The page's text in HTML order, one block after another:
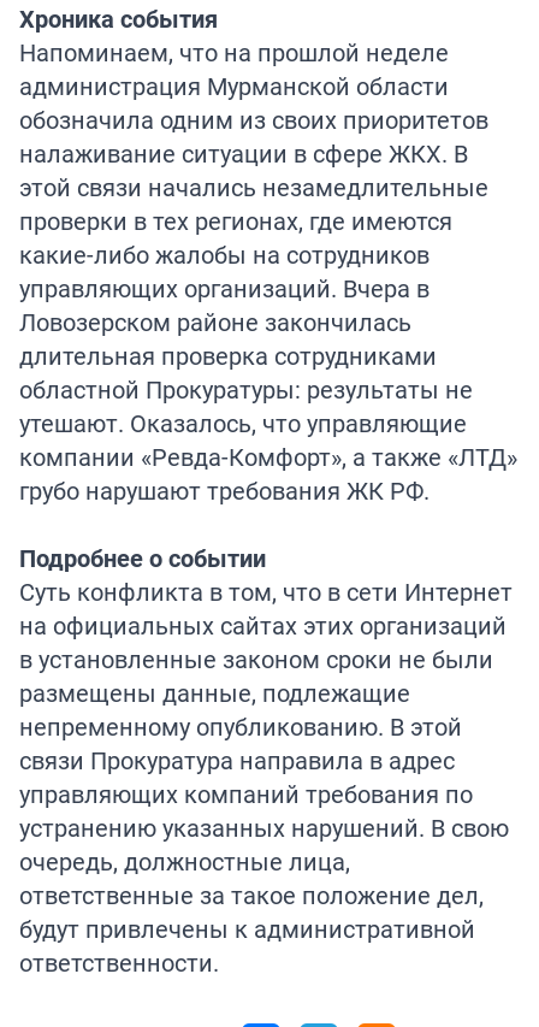
Хроника события
Напоминаем, что на прошлой неделе
администрация Мурманской области
обозначила одним из своих приоритетов
налаживание ситуации в сфере ЖКХ. В
этой связи начались незамедлительные
проверки в тех регионах, где имеются
какие-либо жалобы на сотрудников
управляющих организаций. Вчера в
Ловозерском районе закончилась
длительная проверка сотрудниками
областной Прокуратуры: результаты не
утешают. Оказалось, что управляющие
компании «Ревда-Комфорт», а также «ЛТД»
грубо нарушают требования ЖК РФ.
Подробнее о событии
Суть конфликта в том, что в сети Интернет
на официальных сайтах этих организаций
в установленные законом сроки не были
размещены данные, подлежащие
непременному опубликованию. В этой
связи Прокуратура направила в адрес
управляющих компаний требования по
устранению указанных нарушений. В свою
очередь, должностные лица,
ответственные за такое положение дел,
будут привлечены к административной
ответственности.